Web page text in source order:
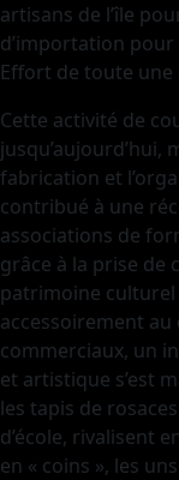
artisans de l’île
d’importation
Effort de toute
Cette activité de
jusqu’aujourd’hui,
fabrication et
contribué à une
associations de
grâce à la prise de
patrimoine
accessoirement
commerciaux, un
et artistique s’est
les tapis de
d’école, rivalisent
en « coins », les